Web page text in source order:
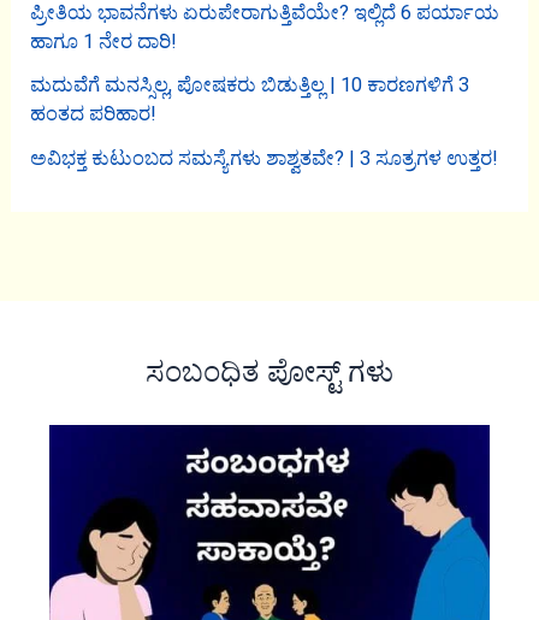
ಪ್ರೀತಿಯ ಭಾವನೆಗಳು ಏರುಪೇರಾಗುತ್ತಿವೆಯೇ? ಇಲ್ಲಿದೆ 6 ಪರ್ಯಾಯ
ಹಾಗೂ 1 ನೇರ ದಾರಿ!
ಮದುವೆಗೆ ಮನಸ್ಸಿಲ್ಲ, ಪೋಷಕರು ಬಿಡುತ್ತಿಲ್ಲ | 10 ಕಾರಣಗಳಿಗೆ 3
ಹಂತದ ಪರಿಹಾರ!
ಅವಿಭಕ್ತ ಕುಟುಂಬದ ಸಮಸ್ಯೆಗಳು ಶಾಶ್ವತವೇ? | 3 ಸೂತ್ರಗಳ ಉತ್ತರ!
ಸಂಬಂಧಿತ ಪೋಸ್ಟ್ ಗಳು